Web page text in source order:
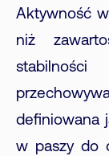
Aktywność
niż
definiowana
w paszy do